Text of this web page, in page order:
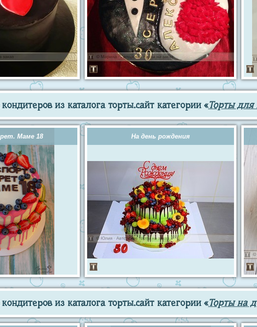
из каталога торты.сайт категории «Торты
Маме 18 На день рождения
из каталога торты.сайт категории «Торты на